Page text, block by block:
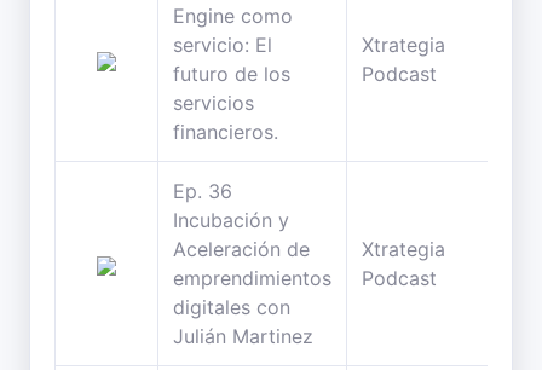
Engine como
servicio: El
futuro de los
servicios
financieros.
Xtrategia
Podcast
Ep. 36
Incubación y
Aceleración de
emprendimientos
digitales con
Julián Martinez
Xtrategia
Podcast